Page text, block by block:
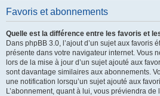
Favoris et abonnements
Quelle est la différence entre les favoris et
Dans phpBB 3.0, l’ajout d’un sujet aux favoris
présente dans votre navigateur internet. Vous
lors de la mise à jour d’un sujet ajouté aux
sont davantage similaires aux abonnements.
une notification lorsqu’un sujet ajouté aux
L’abonnement, quant à lui, vous préviendra de